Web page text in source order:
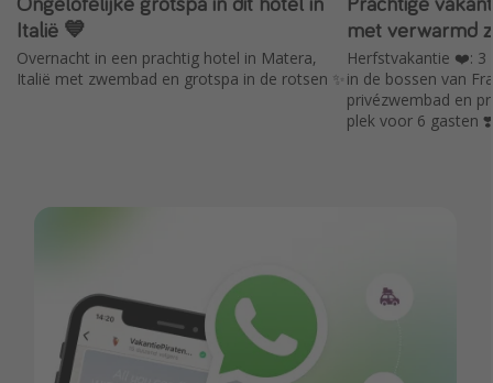
Beste keukens ter wereld
Center Parcs
All inclusive vakantie in Griekenland
Italië 💙
Overnacht in een prachtig hotel in Matera,
Italië met zwembad en grotspa in de rotsen ✨
met verwarmd
Herfstvakantie ❤️: 3
in de bossen van
privézwembad en
plek voor 6 gasten ❣️